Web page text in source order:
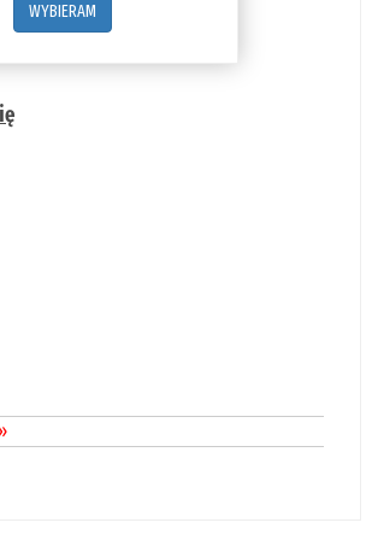
WYBIERAM